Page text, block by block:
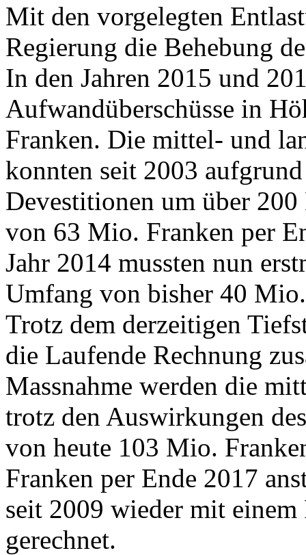
Mit den vorgelegten
Regierung die Behebung
In den Jahren 2015 und
Aufwandüberschüsse in
Franken. Die mittel- und
konnten seit 2003
Devestitionen um über
von 63 Mio. Franken per
Jahr 2014 mussten nun
Umfang von bisher 40
Trotz dem derzeitigen
die Laufende Rechnung
Massnahme werden die
trotz den Auswirkungen
von heute 103 Mio.
Franken per Ende 2017
seit 2009 wieder mit einem
gerechnet.